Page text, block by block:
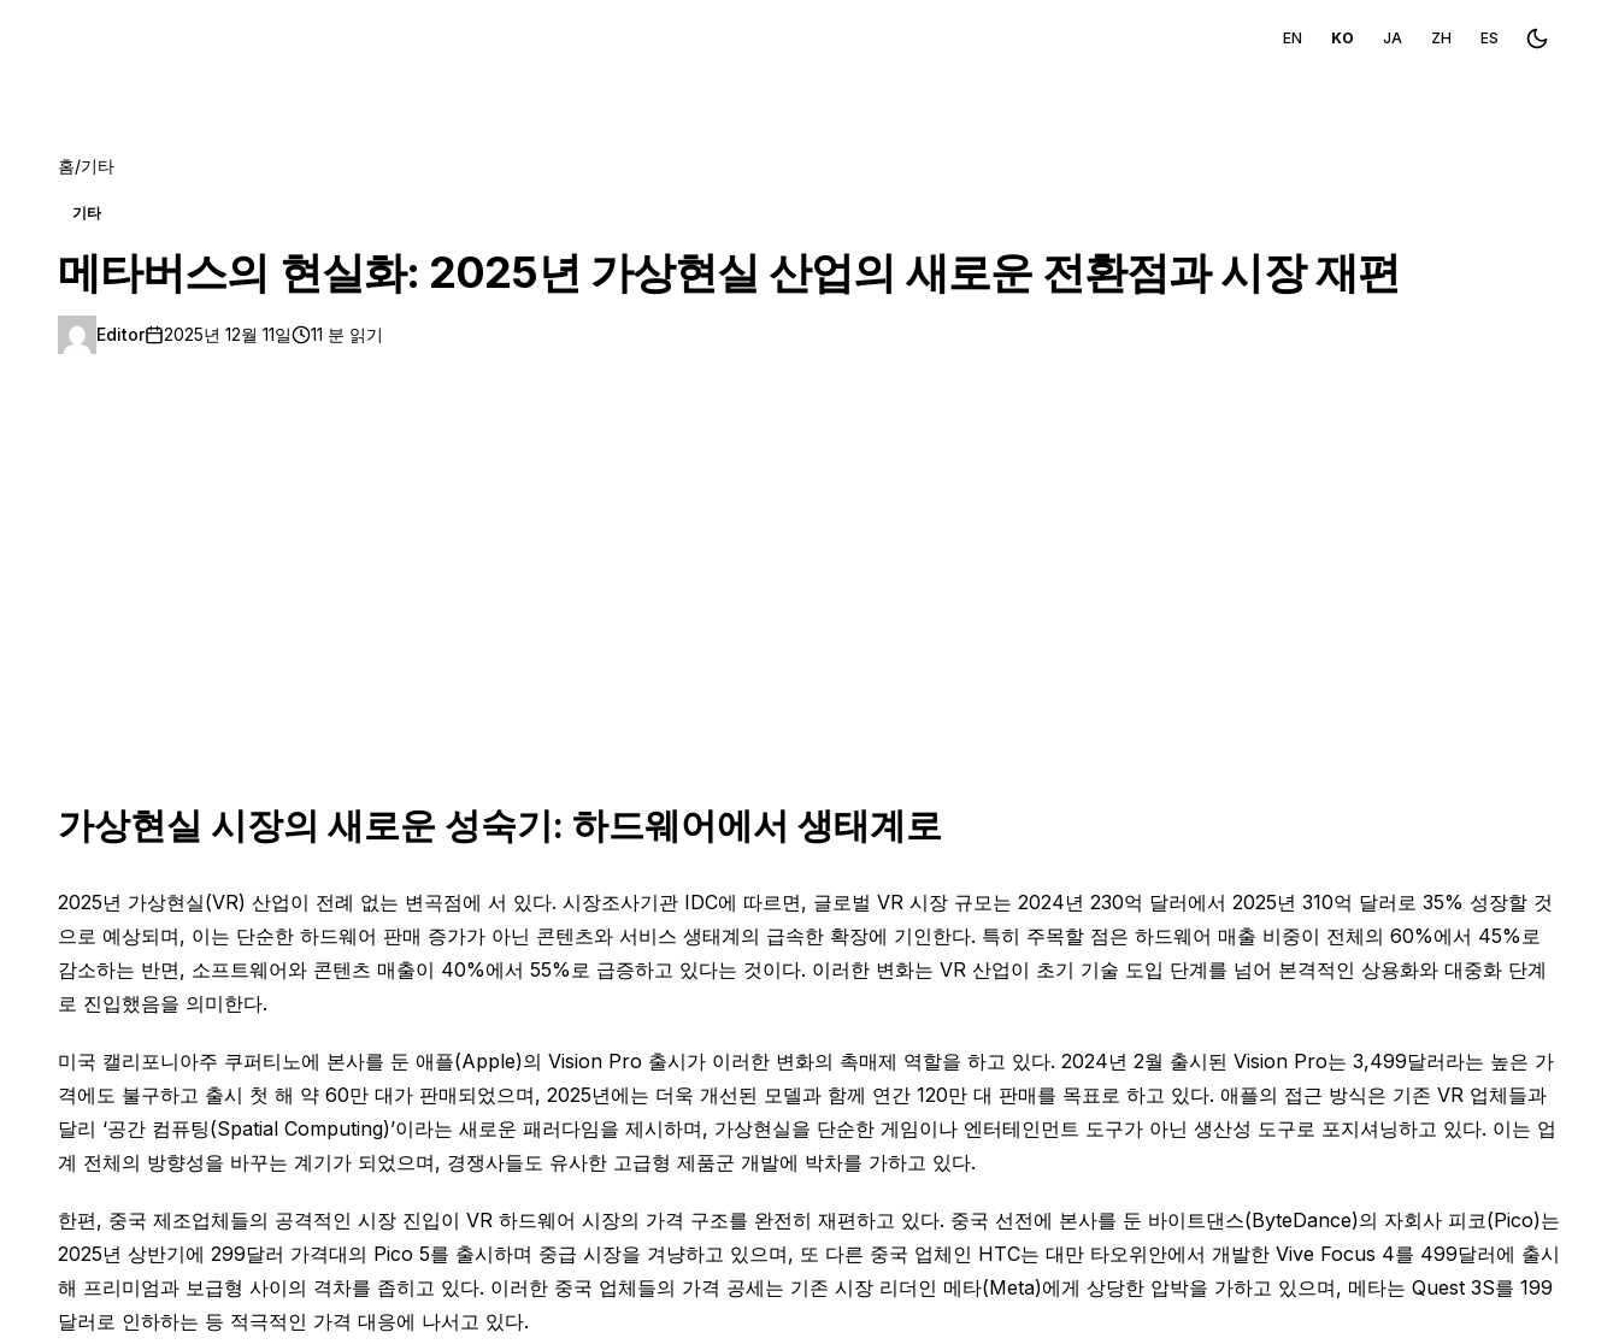
EN KO JA ZH ES Toggle
홈/기타
기타
메타버스의 현실화: 2025년 가상현실 산업의 새로운 전환점과 시장 재편
Editor 2025년 12월 11일 11 분 읽기
가상현실 시장의 새로운 성숙기: 하드웨어에서 생태계로
2025년 가상현실(VR) 산업이 전례 없는 변곡점에 서 있다. 시장조사기관 IDC에 따르면, 글로벌 VR 시장 규모는 2024년 230억 달러에서 2025년 310억 달러로 35% 성장할 것
으로 예상되며, 이는 단순한 하드웨어 판매 증가가 아닌 콘텐츠와 서비스 생태계의 급속한 확장에 기인한다. 특히 주목할 점은 하드웨어 매출 비중이 전체의 60%에서 45%로
감소하는 반면, 소프트웨어와 콘텐츠 매출이 40%에서 55%로 급증하고 있다는 것이다. 이러한 변화는 VR 산업이 초기 기술 도입 단계를 넘어 본격적인 상용화와 대중화 단계
로 진입했음을 의미한다.
미국 캘리포니아주 쿠퍼티노에 본사를 둔 애플(Apple)의 Vision Pro 출시가 이러한 변화의 촉매제 역할을 하고 있다. 2024년 2월 출시된 Vision Pro는 3,499달러라는 높은 가
격에도 불구하고 출시 첫 해 약 60만 대가 판매되었으며, 2025년에는 더욱 개선된 모델과 함께 연간 120만 대 판매를 목표로 하고 있다. 애플의 접근 방식은 기존 VR 업체들과
달리 ‘공간 컴퓨팅(Spatial Computing)’이라는 새로운 패러다임을 제시하며, 가상현실을 단순한 게임이나 엔터테인먼트 도구가 아닌 생산성 도구로 포지셔닝하고 있다. 이는 업
계 전체의 방향성을 바꾸는 계기가 되었으며, 경쟁사들도 유사한 고급형 제품군 개발에 박차를 가하고 있다.
한편, 중국 제조업체들의 공격적인 시장 진입이 VR 하드웨어 시장의 가격 구조를 완전히 재편하고 있다. 중국 선전에 본사를 둔 바이트댄스(ByteDance)의 자회사 피코(Pico)는
2025년 상반기에 299달러 가격대의 Pico 5를 출시하며 중급 시장을 겨냥하고 있으며, 또 다른 중국 업체인 HTC는 대만 타오위안에서 개발한 Vive Focus 4를 499달러에 출시
해 프리미엄과 보급형 사이의 격차를 좁히고 있다. 이러한 중국 업체들의 가격 공세는 기존 시장 리더인 메타(Meta)에게 상당한 압박을 가하고 있으며, 메타는 Quest 3S를 199
달러로 인하하는 등 적극적인 가격 대응에 나서고 있다.